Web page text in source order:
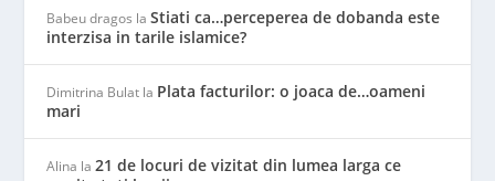
Babeu dragos laStiati ca…perceperea de dobanda este
interzisa in tarile islamice?
Dimitrina Bulat la Plata facturilor: o joaca de…oameni
mari
Alina la21 de locuri de vizitat din lumea larga ce